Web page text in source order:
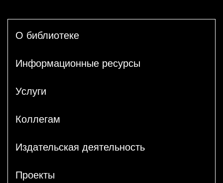
О библиотеке
Информационные ресурсы
Услуги
Коллегам
Издательская деятельность
Проекты